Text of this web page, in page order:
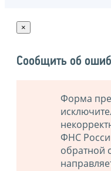
×
Сообщить об
Форма
ФНС
обратной